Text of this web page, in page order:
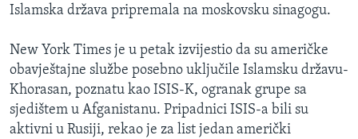
Islamska država pripremala na moskovsku sinagogu.
New York Times je u petak izvijestio da su američke
obavještajne službe posebno uključile Islamsku državu-
Khorasan, poznatu kao ISIS-K, ogranak grupe sa
sjedištem u Afganistanu. Pripadnici ISIS-a bili su
aktivni u Rusiji, rekao je za list jedan američki